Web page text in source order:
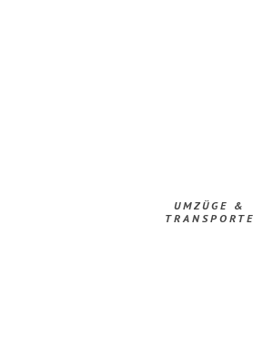
UMZÜGE &
TRANSPORTE